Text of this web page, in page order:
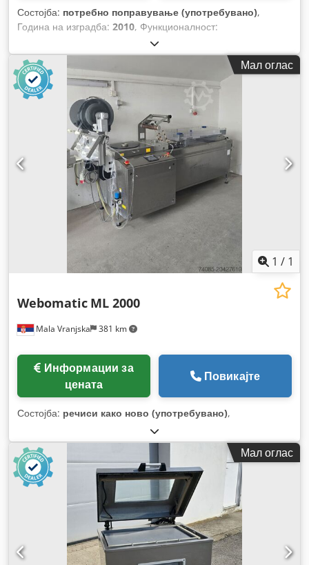
Состојба: потребно поправување (употребувано),
Година на изградба: 2010, Функционалност:
Мал оглас
1 / 1
Mala Vranjska 381 km
Webomatic ML 2000
цената
Повикајте
Состојба: речиси како ново (употребувано),
Мал оглас